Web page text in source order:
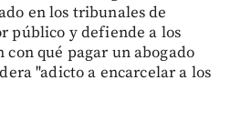
en los tribunales de
público y defiende a los
con qué pagar un abogado
"adicto a encarcelar a los